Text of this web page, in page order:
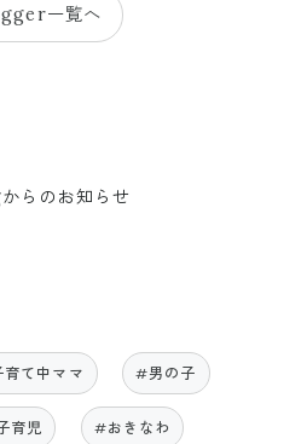
一覧へ
らのお知らせ
て中ママ #男の子
育児 #おきなわ